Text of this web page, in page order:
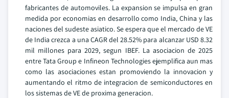
fabricantes de automoviles. La expansion se impulsa en gran
medida por economias en desarrollo como India, China y las
naciones del sudeste asiatico. Se espera que el mercado de VE
de India crezca a una CAGR del 28.52% para alcanzar USD 8.32
mil millones para 2029, segun IBEF. La asociacion de 2025
entre Tata Group e Infineon Technologies ejemplifica aun mas
como las asociaciones estan promoviendo la innovacion y
aumentando el ritmo de integracion de semiconductores en
los sistemas de VE de proxima generacion.